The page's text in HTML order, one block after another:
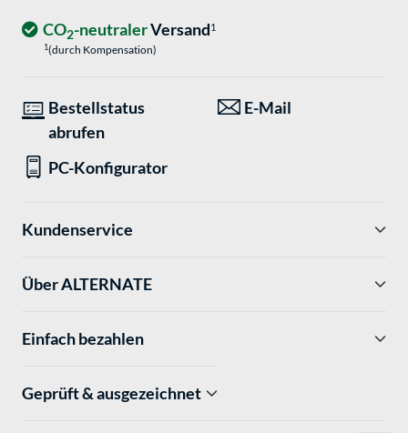
CO2-neutralerVersand1
1(durch Kompensation)
Bestellstatus
abrufen
E-Mail
PC-Konfigurator
Kundenservice
Über ALTERNATE
Einfach bezahlen
Geprüft & ausgezeichnet